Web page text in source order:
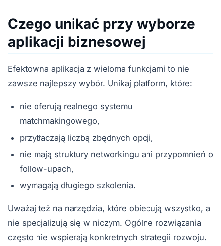
Czego unikać przy wyborze
aplikacji biznesowej
Efektowna aplikacja z wieloma funkcjami to nie
zawsze najlepszy wybór. Unikaj platform, które:
nie oferują realnego systemu
matchmakingowego,
przytłaczają liczbą zbędnych opcji,
nie mają struktury networkingu ani przypomnień o
follow-upach,
wymagają długiego szkolenia.
Uważaj też na narzędzia, które obiecują wszystko, a
nie specjalizują się w niczym. Ogólne rozwiązania
często nie wspierają konkretnych strategii rozwoju.